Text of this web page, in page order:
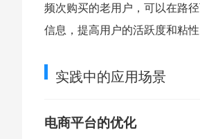
频次购买的老用户，可以在路
信息，提高用户的活跃度和粘性
实践中的应用场景
电商平台的优化